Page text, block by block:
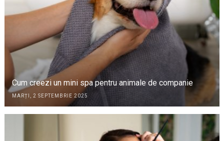
Cum creezi un mini spa pentru animale de companie
MARȚI, 2 SEPTEMBRIE 2025